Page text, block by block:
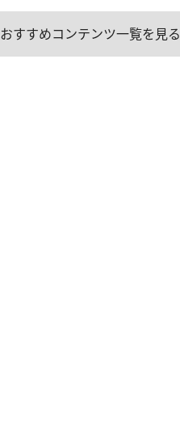
おすすめコンテンツ一覧を見る